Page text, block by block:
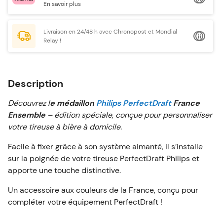
En savoir plus
Livraison en 24/48 h avec Chronopost et Mondial
Relay !
Description
Découvrez le médaillon Philips PerfectDraftFrance
Ensemble – édition spéciale, conçue pour personnaliser
votre tireuse à bière à domicile.
Facile à fixer grâce à son système aimanté, il s’installe
sur la poignée de votre tireuse PerfectDraft Philips et
apporte une touche distinctive.
Un accessoire aux couleurs de la France, conçu pour
compléter votre équipement PerfectDraft !